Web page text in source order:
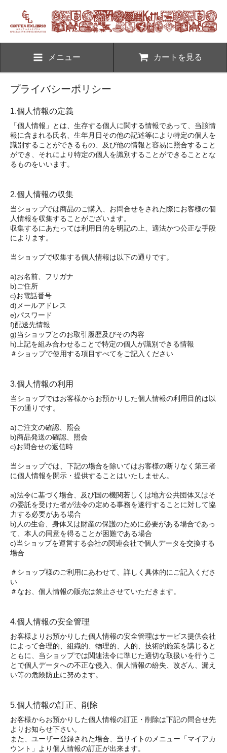
メニュー カートを見る
プライバシーポリシー
1.個人情報の定義
「個人情報」とは、生存する個人に関する情報であって、当該情
報に含まれる氏名、生年月日その他の記述等により特定の個人を
識別することができるもの、及び他の情報と容易に照合すること
ができ、それにより特定の個人を識別することができることとな
るものをいいます。
2.個人情報の収集
当ショップでは商品のご購入、お問合せをされた際にお客様の個
人情報を収集することがございます。
収集するにあたっては利用目的を明記の上、適法かつ公正な手段
によります。
当ショップで収集する個人情報は以下の通りです。
a)お名前、フリガナ
b)ご住所
c)お電話番号
d)メールアドレス
e)パスワード
f)配送先情報
g)当ショップとのお取引履歴及びその内容
h)上記を組み合わせることで特定の個人が識別できる情報
＃ショップで使用する項目すべてをご記入ください
3.個人情報の利用
当ショップではお客様からお預かりした個人情報の利用目的は以
下の通りです。
a)ご注文の確認、照会
b)商品発送の確認、照会
c)お問合せの返信時
当ショップでは、下記の場合を除いてはお客様の断りなく第三者
に個人情報を開示・提供することはいたしません。
a)法令に基づく場合、及び国の機関若しくは地方公共団体又はそ
の委託を受けた者が法令の定める事務を遂行することに対して協
力する必要がある場合
b)人の生命、身体又は財産の保護のために必要がある場合であっ
て、本人の同意を得ることが困難である場合
c)当ショップを運営する会社の関連会社で個人データを交換する
場合
＃ショップ様のご利用にあわせて、詳しく具体的にご記入くださ
い
＃なお、個人情報の販売は禁止させていただきます。
4.個人情報の安全管理
お客様よりお預かりした個人情報の安全管理はサービス提供会社
によって合理的、組織的、物理的、人的、技術的施策を講じると
ともに、当ショップでは関連法令に準じた適切な取扱いを行うこ
とで個人データへの不正な侵入、個人情報の紛失、改ざん、漏え
い等の危険防止に努めます。
5.個人情報の訂正、削除
お客様からお預かりした個人情報の訂正・削除は下記の問合せ先
よりお知らせ下さい。
また、ユーザー登録された場合、当サイトのメニュー「マイアカ
ウント」より個人情報の訂正が出来ます。